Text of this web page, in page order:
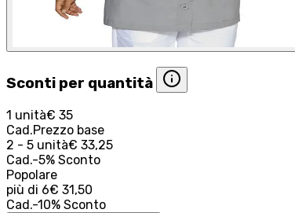
Sconti per quantità
1 unità€ 35
Cad.Prezzo base
2 - 5 unità€ 33,25
Cad.-5% Sconto
Popolare
più di 6€ 31,50
Cad.-10% Sconto